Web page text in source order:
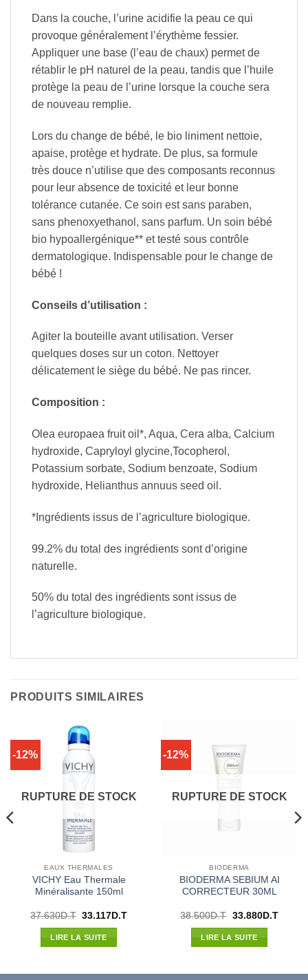
Dans la couche, l’urine acidifie la peau ce qui
provoque généralement l’érythème fessier.
Appliquer une base (l’eau de chaux) permet de
rétablir le pH naturel de la peau, tandis que l’huile
protège la peau de l’urine lorsque la couche sera
de nouveau remplie.
Lors du change de bébé, le bio liniment nettoie,
apaise, protège et hydrate. De plus, sa formule
très douce n’utilise que des composants reconnus
pour leur absence de toxicité et leur bonne
tolérance cutanée. Ce soin est sans paraben,
sans phenoxyethanol, sans parfum. Un soin bébé
bio hypoallergénique** et testé sous contrôle
dermatologique. Indispensable pour le change de
bébé !
Conseils d’utilisation :
Agiter la bouteille avant utilisation. Verser
quelques doses sur un coton. Nettoyer
délicatement le siège du bébé. Ne pas rincer.
Composition :
Olea europaea fruit oil*, Aqua, Cera alba, Calcium
hydroxide, Capryloyl glycine,Tocopherol,
Potassium sorbate, Sodium benzoate, Sodium
hydroxide, Helianthus annuus seed oil.
*Ingrédients issus de l’agriculture biologique.
99.2% du total des ingrédients sont d’origine
naturelle.
50% du total des ingrédients sont issus de
l’agriculture biologique.
PRODUITS SIMILAIRES
-12%
RUPTURE DE STOCK
EAUX THERMALES
VICHY Eau Thermale
Minéralisante 150ml
37.630D.T Le
initial
était :
33.117 D.TLe
LIRE LA SUITE
-12%
RUPTURE DE STOCK
BIODERMA
BIODERMA SEBIUM AI
CORRECTEUR 30ML
38.500D.T Le
initial
était :
33.880D.TLe
LIRE LA SUITE